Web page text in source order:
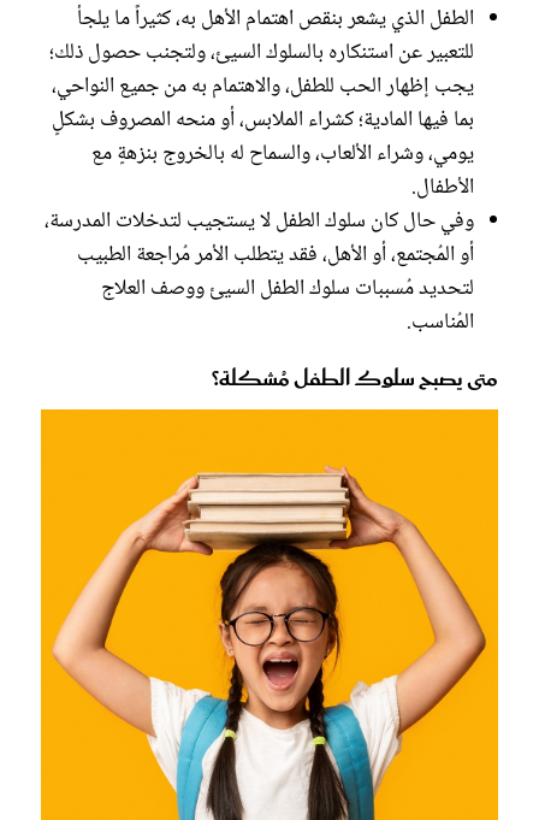
الطفل الذي يشعر بنقص اهتمام الأهل به، كثيراً ما يلجأ
للتعبير عن استنكاره بالسلوك السيئ، ولتجنب حصول ذلك؛
يجب إظهار الحب للطفل، والاهتمام به من جميع النواحي،
بما فيها المادية؛ كشراء الملابس، أو منحه المصروف بشكلٍ
يومي، وشراء الألعاب، والسماح له بالخروج بنزهةٍ مع
الأطفال.
وفي حال كان سلوك الطفل لا يستجيب لتدخلات المدرسة،
أو المُجتمع، أو الأهل، فقد يتطلب الأمر مُراجعة الطبيب
لتحديد مُسببات سلوك الطفل السيئ ووصف العلاج
المُناسب.
متى يصبح سلوك الطفل مُشكلة؟